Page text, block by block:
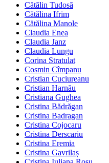
Cătălin Tudosă
Cătălina Ifrim
Cătălina Manole
Claudia Enea
Claudia Janz
Claudia Lungu
Corina Stratulat
Cosmin Cîmpanu
Cristian Cuciureanu
Cristian Harnău
Cristiana Gughea
Cristina Bădrăgan
Cristina Badragan
Cristina Cojocaru
Cristina Derscariu
Cristina Eremia
Cristina Gavrilaș